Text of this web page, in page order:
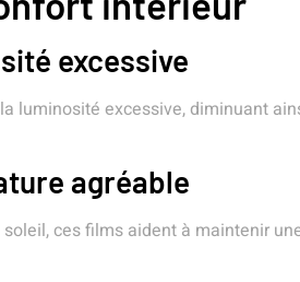
excessive
luminosité excessive, diminuant
agréable
ces films aident à maintenir